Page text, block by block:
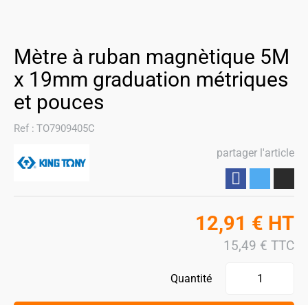
Mètre à ruban magnètique 5M
x 19mm graduation métriques
et pouces
Ref : TO7909405C
partager l'article
12,91 € HT
15,49 € TTC
Quantité